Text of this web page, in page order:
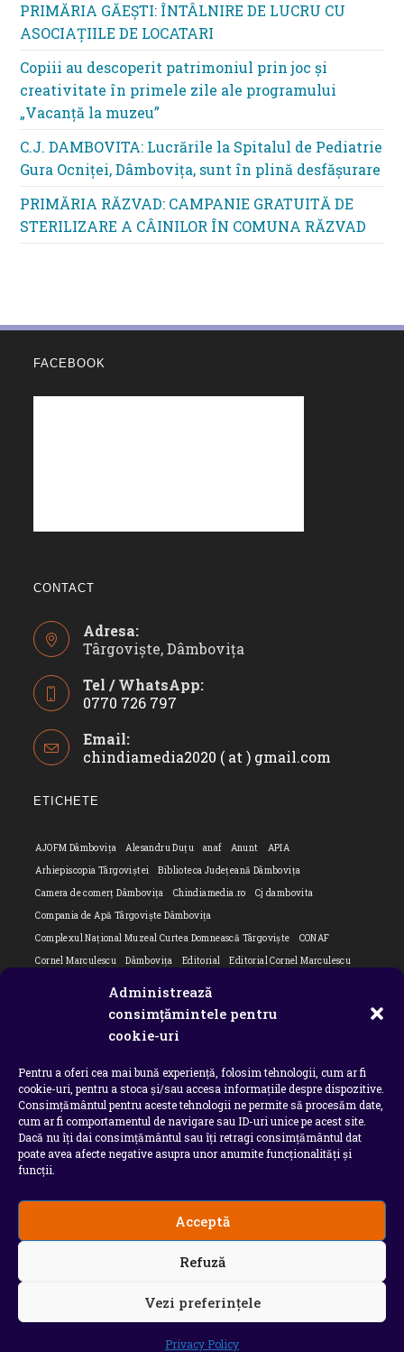
Administrează
consimțămintele pentru
cookie-uri
Pentru a oferi cea mai bună experiență, folosim tehnologii, cum ar fi
cookie-uri, pentru a stoca și/sau accesa informațiile despre dispozitive.
Consimțământul pentru aceste tehnologii ne permite să procesăm date,
cum ar fi comportamentul de navigare sau ID-uri unice pe acest site.
Dacă nu îți dai consimțământul sau îți retragi consimțământul dat
poate avea afecte negative asupra unor anumite funcționalități și
funcții.
Acceptă
Refuză
Vezi preferințele
Privacy Policy
PRIMĂRIA GĂEȘTI: ÎNTÂLNIRE DE LUCRU CU
ASOCIAȚIILE DE LOCATARI
Copiii au descoperit patrimoniul prin joc și
creativitate în primele zile ale programului
„Vacanță la muzeu”
C.J. DAMBOVITA: Lucrările la Spitalul de Pediatrie
Gura Ocniței, Dâmbovița, sunt în plină desfășurare
PRIMĂRIA RĂZVAD: CAMPANIE GRATUITĂ DE
STERILIZARE A CÂINILOR ÎN COMUNA RĂZVAD
FACEBOOK
CONTACT
Adresa:
Târgoviște, Dâmbovița
Tel / WhatsApp:
0770 726 797
in
your
Email:
chindiamedia2020 ( at ) gmail.com
ETICHETE
AJOFM Dâmbovița Alesandru Duțu anaf Anunt
APIA
Arhiepiscopia Târgoviștei
Biblioteca Județeană Dâmbovița
Camera de comerț Dâmbovița
Chindiamedia.ro
Cj dambovita
Compania de Apă Târgoviște Dâmbovița
Complexul Național Muzeal Curtea Domnească Târgoviște
CONAF
Cornel Marculescu
Dâmbovița Editorial
Editorial Cornel Marculescu
ipj dambovita
Isu dambovita Basarab I Dambovita
Ministerul Educației
ministerul sanatatii Nu-ți uita istoria
Oana Filip
Prefectura dambovita
Primaria Dragodana
Primaria Lucieni
primaria Răzvad
Primaria Ulmi primăria Târgoviște
PSD Dambovita
psiholog
Serial Situatia Covid 19 Dambovita
Situație Covid-19
Universitatea Valahia
Copyright 2026 - Chindia Media
Utilizatorii pot descarca si tipari continut de pe acest
INTERZISE copierea, reproducerea, recompilarea,
decompilarea, distribuirea, publicarea, afisarea,
modificarea, crearea de produse sau servicii complete
continutului site-ului .